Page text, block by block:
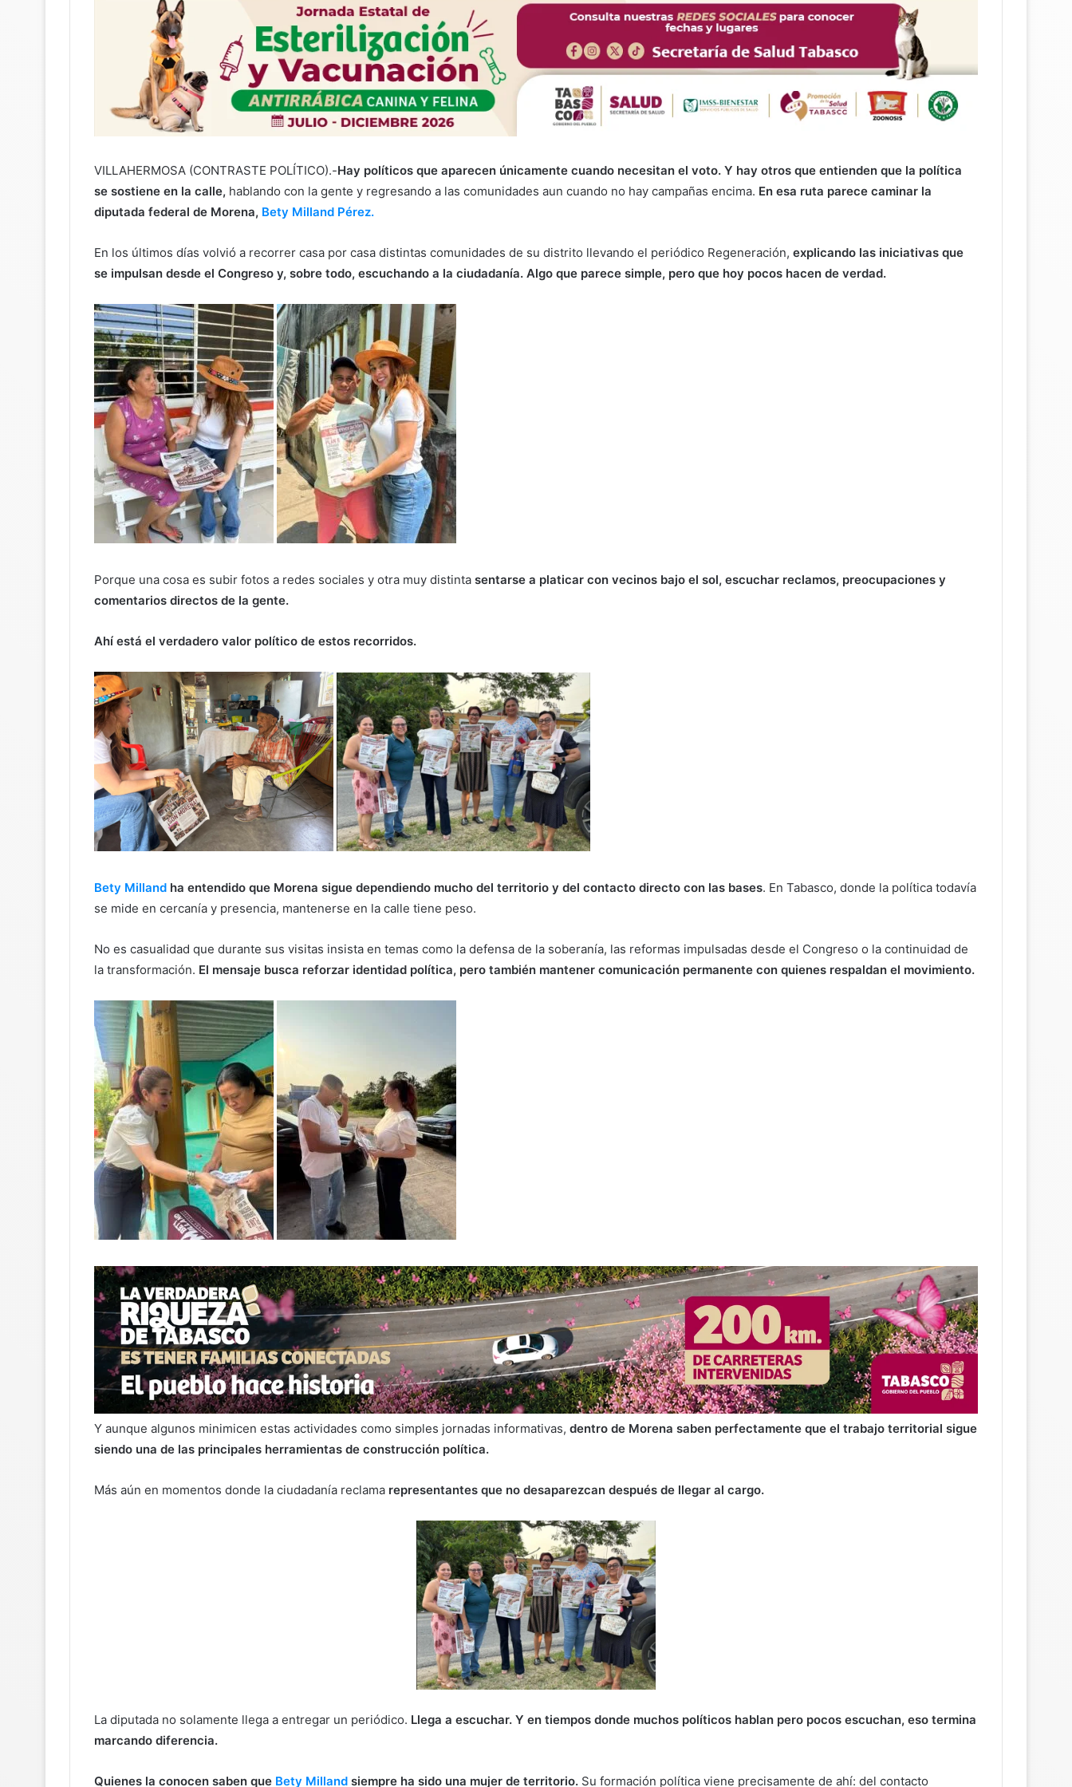
VILLAHERMOSA (CONTRASTE POLÍTICO).-Hay políticos que aparecen únicamente cuando necesitan el voto. Y hay otros que entienden que la política
se sostiene en la calle, hablando con la gente y regresando a las comunidades aun cuando no hay campañas encima. En esa ruta parece caminar la
diputada federal de Morena, Bety Milland Pérez.
En los últimos días volvió a recorrer casa por casa distintas comunidades de su distrito llevando el periódico Regeneración, explicando las iniciativas que
se impulsan desde el Congreso y, sobre todo, escuchando a la ciudadanía. Algo que parece simple, pero que hoy pocos hacen de verdad.
Porque una cosa es subir fotos a redes sociales y otra muy distinta sentarse a platicar con vecinos bajo el sol, escuchar reclamos, preocupaciones y
comentarios directos de la gente.
Ahí está el verdadero valor político de estos recorridos.
Bety Milland ha entendido que Morena sigue dependiendo mucho del territorio y del contacto directo con las bases. En Tabasco, donde la política todavía
se mide en cercanía y presencia, mantenerse en la calle tiene peso.
No es casualidad que durante sus visitas insista en temas como la defensa de la soberanía, las reformas impulsadas desde el Congreso o la continuidad de
la transformación. El mensaje busca reforzar identidad política, pero también mantener comunicación permanente con quienes respaldan el movimiento.
Y aunque algunos minimicen estas actividades como simples jornadas informativas, dentro de Morena saben perfectamente que el trabajo territorial sigue
siendo una de las principales herramientas de construcción política.
Más aún en momentos donde la ciudadanía reclama representantes que no desaparezcan después de llegar al cargo.
La diputada no solamente llega a entregar un periódico. Llega a escuchar. Y en tiempos donde muchos políticos hablan pero pocos escuchan, eso termina
marcando diferencia.
Quienes la conocen saben que Bety Milland siempre ha sido una mujer de territorio. Su formación política viene precisamente de ahí: del contacto